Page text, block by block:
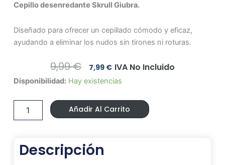
Cepillo desenredante Skrull Giubra.
Diseñado para ofrecer un cepillado cómodo y eficaz,
ayudando a eliminar los nudos sin tirones ni roturas.
9,99€ El
Precio
Original
Era:
9,99 €.
7,99 €El
Precio
Actual
Es:
7,99 €.
IVA No Incluido
Disponibilidad: Hay existencias
Cepillo
Skrull
Giubra.
cantidad
Añadir Al Carrito
Descripción